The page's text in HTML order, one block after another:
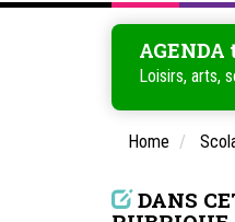
Loisirs, arts,
Home
DANS